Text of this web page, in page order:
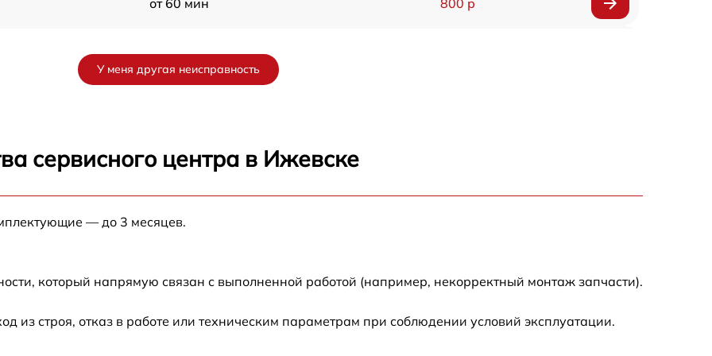
от 60 мин 800 р
от 60 мин
от 60 мин
У меня другая неисправность
сервисного центра в Ижевске
— до 3 месяцев.
который напрямую связан с выполненной работой (например, некорректный монтаж запчасти).
строя, отказ в работе или техническим параметрам при соблюдении условий эксплуатации.